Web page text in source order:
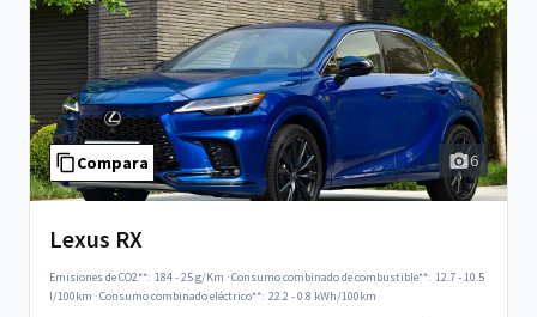
Compara 6
Lexus RX
Emisiones de CO2**: 184 - 25 g/Km ·Consumo combinado de combustible**: 12.7 - 10.5
l/100km ·Consumo combinado eléctrico**: 22.2 - 0.8 kWh/100km